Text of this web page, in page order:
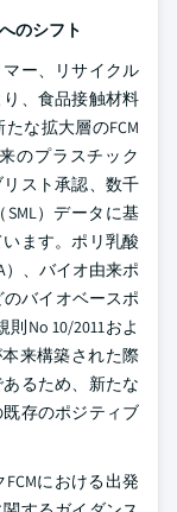
のシフト
ー、リサイクル
、食品接触材料
な拡大層のFCM
のプラスチック
スト承認、数千
）データに基
ます。ポリ乳酸
）、バイオ由来ポ
のバイオベースポ
No 10/2011およ
来構築された際
るため、新たな
存のポジティブ
における出発